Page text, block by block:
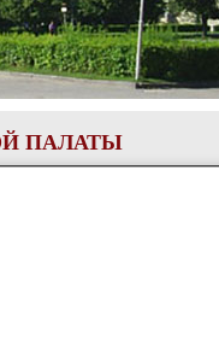
ПАЛАТЫ